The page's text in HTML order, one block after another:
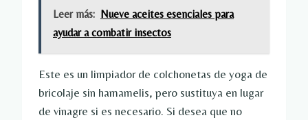
Leer más: Nueve aceites esenciales para
ayudar a combatir insectos
Este es un limpiador de colchonetas de yoga de
bricolaje sin hamamelis, pero sustituya en lugar
de vinagre si es necesario. Si desea que no